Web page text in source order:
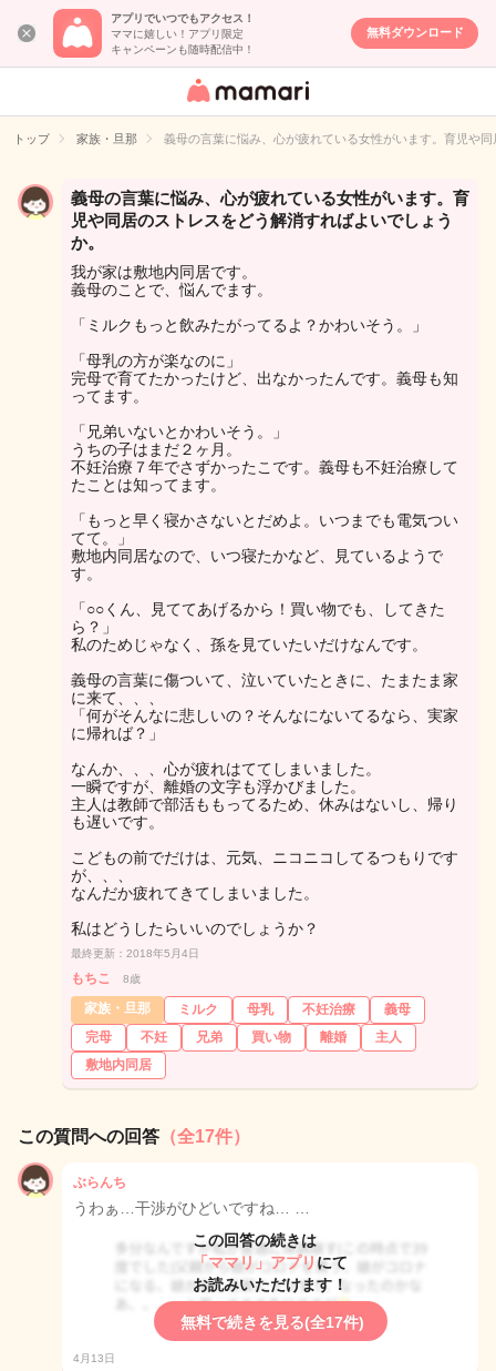
アプリでいつでもアクセス！
ママに嬉しい！アプリ限定
キャンペーンも随時配信中！
無料ダウンロード
女性専用匿名QA
イト
トップ 家族・旦那 義母の言葉に悩み、心が疲れている女性がいます。育児や
義母の言葉に悩み、心が疲れている女性がいます。育
児や同居のストレスをどう解消すればよいでしょう
か。
我が家は敷地内同居です。
義母のことで、悩んでます。
「ミルクもっと飲みたがってるよ？かわいそう。」
「母乳の方が楽なのに」
完母で育てたかったけど、出なかったんです。義母も知
ってます。
「兄弟いないとかわいそう。」
うちの子はまだ２ヶ月。
不妊治療７年でさずかったこです。義母も不妊治療して
たことは知ってます。
「もっと早く寝かさないとだめよ。いつまでも電気つい
てて。」
敷地内同居なので、いつ寝たかなど、見ているようで
す。
「○○くん、見ててあげるから！買い物でも、してきた
ら？」
私のためじゃなく、孫を見ていたいだけなんです。
義母の言葉に傷ついて、泣いていたときに、たまたま家
に来て、、、
「何がそんなに悲しいの？そんなにないてるなら、実家
に帰れば？」
なんか、、、心が疲れはててしまいました。
一瞬ですが、離婚の文字も浮かびました。
主人は教師で部活ももってるため、休みはないし、帰り
も遅いです。
こどもの前でだけは、元気、ニコニコしてるつもりです
が、、、
なんだか疲れてきてしまいました。
私はどうしたらいいのでしょうか？
最終更新：2018年5月4日
もちこ 8歳
家族・旦那 ミルク 母乳 不妊治療
義母
完母
不妊 兄弟 買い物 離婚
主人
敷地内同居
この質問への回答 （全17件）
ぶらんち
うわぁ…干渉がひどいですね… …
この回答の続きは
「ママリ」アプリ にて
お読みいただけます！
無料で続きを見る(全17件)
4月13日